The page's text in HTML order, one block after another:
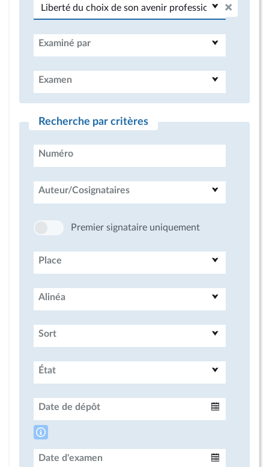
Examiné par
Examen
Recherche par critères
Numéro
Auteur/Cosignataires
Premier signataire uniquement
Place
Alinéa
Sort
État
Date de dépôt
Date d'examen